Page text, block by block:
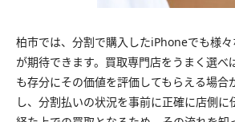
柏市では、分割で購入したiPhoneでも様
が期待できます。買取専門店をうまく選べ
も存分にその価値を評価してもらえる場合
し、分割払いの状況を事前に正確に店側に